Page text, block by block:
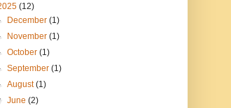
(12)
December(1)
November(1)
October(1)
September(1)
August(1)
June(2)